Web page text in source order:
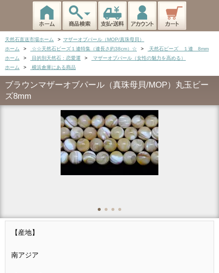
天然石直送市場ホーム > マザーオブパール（MOP/真珠母貝）
ホーム
> ☆☆天然石ビーズ１連特集（連長さ約38cm）☆ >
天然石ビーズ １連 8mm
ホーム
> 目的別天然石：恋愛運 >
マザーオブパール（女性の魅力を高める）
ホーム
> 横浜倉庫にある商品
ブラウンマザーオブパール（真珠母貝/MOP）丸玉ビー
ズ8mm
【産地】
南アジア